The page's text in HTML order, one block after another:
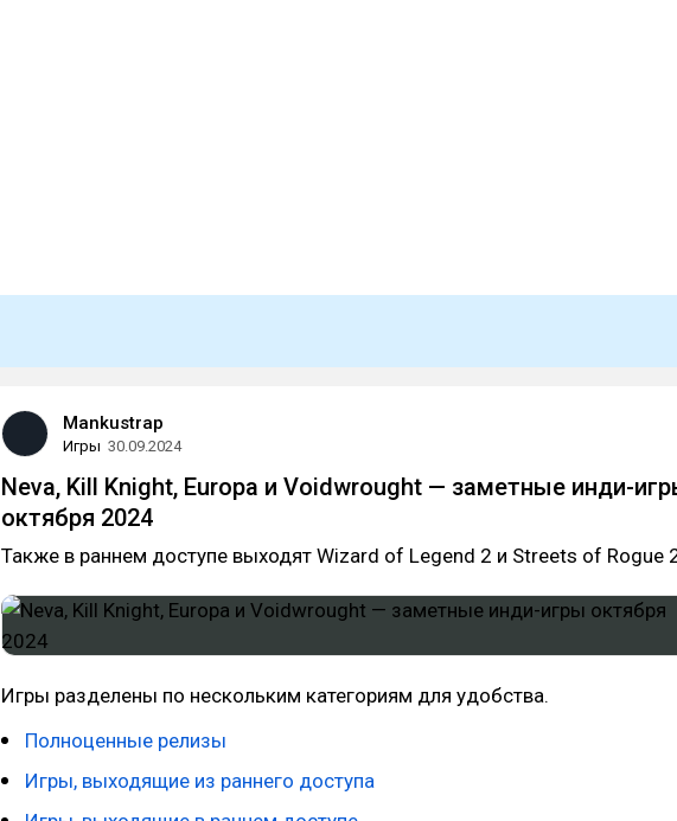
Mankustrap
Игры 30.09.2024
Neva, Kill Knight, Europa и Voidwrought — заметные инди-
октября 2024
Также в раннем доступе выходят Wizard of Legend 2 и Streets of Rogue
Игры разделены по нескольким категориям для удобства.
Полноценные релизы
Игры, выходящие из раннего доступа